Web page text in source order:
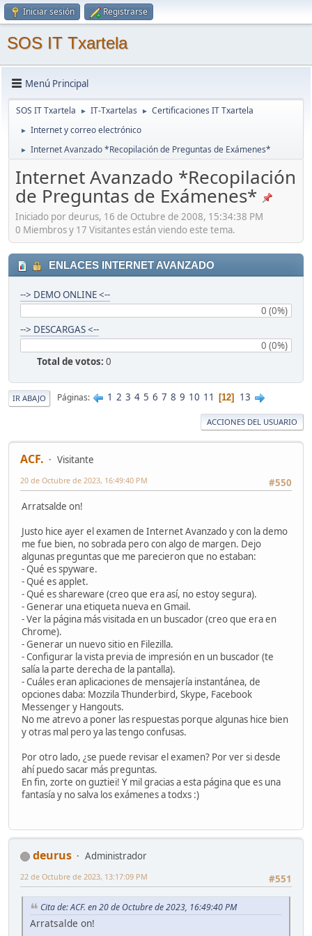
Iniciar sesión Registrarse
SOS IT Txartela
Menú Principal
SOS IT Txartela ► IT-Txartelas ► Certificaciones IT Txartela
► Internet y correo electrónico
► Internet Avanzado *Recopilación de Preguntas de Exámenes*
Internet Avanzado *Recopilación
de Preguntas de Exámenes*
Iniciado por deurus, 16 de Octubre de 2008, 15:34:38 PM
0 Miembros y 17 Visitantes están viendo este tema.
ENLACES INTERNET AVANZADO
--> DEMO ONLINE <--
0 (0%)
--> DESCARGAS <--
0 (0%)
Total de votos: 0
IR ABAJO Páginas 1 2 3 4 5 6 7 8 9 10 11 12 13
ACCIONES DEL USUARIO
ACF.
Visitante
#550
20 de Octubre de 2023, 16:49:40 PM
Arratsalde on!
Justo hice ayer el examen de Internet Avanzado y con la demo
me fue bien, no sobrada pero con algo de margen. Dejo
algunas preguntas que me parecieron que no estaban:
- Qué es spyware.
- Qué es applet.
- Qué es shareware (creo que era así, no estoy segura).
- Generar una etiqueta nueva en Gmail.
- Ver la página más visitada en un buscador (creo que era en
Chrome).
- Generar un nuevo sitio en Filezilla.
- Configurar la vista previa de impresión en un buscador (te
salía la parte derecha de la pantalla).
- Cuáles eran aplicaciones de mensajería instantánea, de
opciones daba: Mozzila Thunderbird, Skype, Facebook
Messenger y Hangouts.
No me atrevo a poner las respuestas porque algunas hice bien
y otras mal pero ya las tengo confusas.
Por otro lado, ¿se puede revisar el examen? Por ver si desde
ahí puedo sacar más preguntas.
En fin, zorte on guztiei! Y mil gracias a esta página que es una
fantasía y no salva los exámenes a todxs :)
deurus
Administrador
#551
22 de Octubre de 2023, 13:17:09 PM
Cita de: ACF. en 20 de Octubre de 2023, 16:49:40 PM
Arratsalde on!